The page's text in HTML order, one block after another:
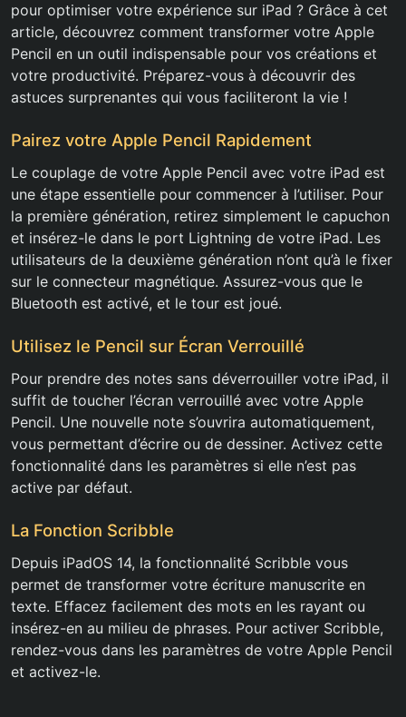
pour optimiser votre expérience sur iPad ? Grâce à cet
article, découvrez comment transformer votre Apple
Pencil en un outil indispensable pour vos créations et
votre productivité. Préparez-vous à découvrir des
astuces surprenantes qui vous faciliteront la vie !
Pairez votre Apple Pencil Rapidement
Le couplage de votre Apple Pencil avec votre iPad est
une étape essentielle pour commencer à l’utiliser. Pour
la première génération, retirez simplement le capuchon
et insérez-le dans le port Lightning de votre iPad. Les
utilisateurs de la deuxième génération n’ont qu’à le fixer
sur le connecteur magnétique. Assurez-vous que le
Bluetooth est activé, et le tour est joué.
Utilisez le Pencil sur Écran Verrouillé
Pour prendre des notes sans déverrouiller votre iPad, il
suffit de toucher l’écran verrouillé avec votre Apple
Pencil. Une nouvelle note s’ouvrira automatiquement,
vous permettant d’écrire ou de dessiner. Activez cette
fonctionnalité dans les paramètres si elle n’est pas
active par défaut.
La Fonction Scribble
Depuis iPadOS 14, la fonctionnalité Scribble vous
permet de transformer votre écriture manuscrite en
texte. Effacez facilement des mots en les rayant ou
insérez-en au milieu de phrases. Pour activer Scribble,
rendez-vous dans les paramètres de votre Apple Pencil
et activez-le.